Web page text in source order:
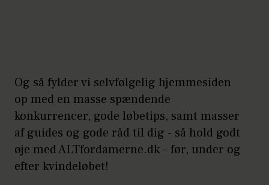
Og så fylder vi selvfølgelig hjemmesiden
op med en masse spændende
konkurrencer, gode løbetips, samt masser
af guides og gode råd til dig - så hold godt
øje med ALTfordamerne.dk – før, under og
efter kvindeløbet!